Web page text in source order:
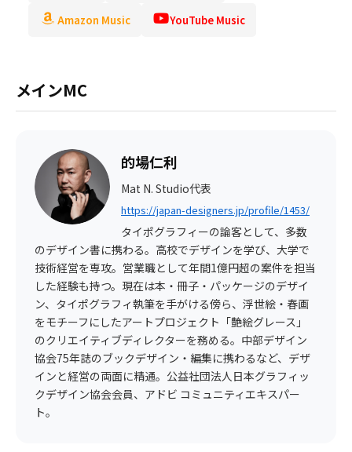
Amazon Music YouTube Music
メインMC
的場仁利
Mat N. Studio代表
https://japan-designers.jp/profile/1453/
タイポグラフィーの論客として、多数
のデザイン書に携わる。高校でデザインを学び、大学で
技術経営を専攻。営業職として年間1億円超の案件を担当
した経験も持つ。現在は本・冊子・パッケージのデザイ
ン、タイポグラフィ執筆を手がける傍ら、浮世絵・春画
をモチーフにしたアートプロジェクト「艶絵グレース」
のクリエイティブディレクターを務める。中部デザイン
協会75年誌のブックデザイン・編集に携わるなど、デザ
インと経営の両面に精通。公益社団法人日本グラフィッ
クデザイン協会会員、アドビ コミュニティエキスパー
ト。